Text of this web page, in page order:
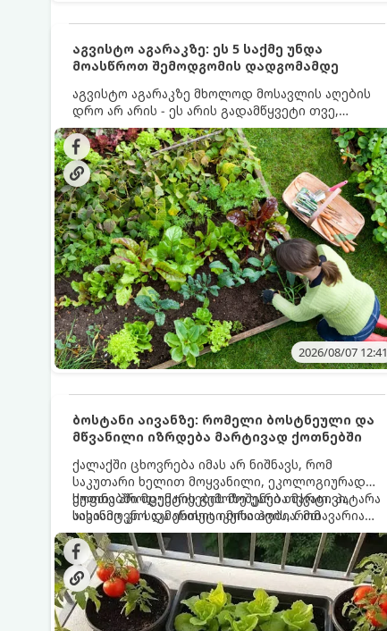
აგვისტო აგარაკზე: ეს 5 საქმე უნდა
მოასწროთ შემოდგომის დადგომამდე
აგვისტო აგარაკზე მხოლოდ მოსავლის აღების
დრო არ არის - ეს არის გადამწყვეტი თვე,
როდესაც საფუძველი ეყრება მომავალი წლის
მოსავალს და ბაღი მზადდება შემოდგომა-
ზამთრის სეზონისთვის. იმისათვის, რომ
ნიადაგმა ენერგია აღიდგინოს, ხოლო
მცენარეებმა ზამთარს გაუძლონ, აგვისტოს
ბოლომდე 5 მნიშვნელოვანი საქმის გაკეთება
უნდა მოასწროთ:
2026/08/07 12:41
ბოსტანი აივანზე: რომელი ბოსტნეული და
მწვანილი იზრდება მარტივად ქოთნებში
ქალაქში ცხოვრება იმას არ ნიშნავს, რომ
საკუთარი ხელით მოყვანილი, ეკოლოგიურად
სუფთა პროდუქტის გემოზე უარი თქვათ. პატარა
აივანიც კი საკმარისია იმისათვის, რომ
მოიწყოთ მინი-ბოსტანი, საიდანაც
ყოველდღიურად ახალ, არომატულ მწვანილსა
და ბოსტნეულს მოკრეფთ.
ქოთნებში მცენარეების მოშენება მარტივი,
სასიამოვნო და ესთეტიკური ჰობია. მთავარია
იცოდეთ, რომელი კულტურები ეგუებიან
ქოთნის პირობებს ყველაზე კარგად და როგორ
მოუაროთ მათ სწორად.